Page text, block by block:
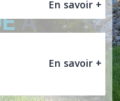
À
DU
En savoir +
En savoir +